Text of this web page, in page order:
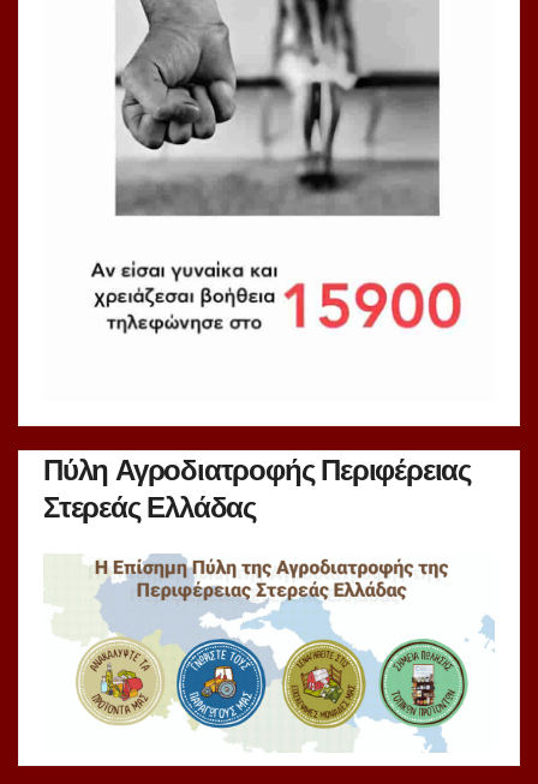
Πύλη Αγροδιατροφής Περιφέρειας
Στερεάς Ελλάδας